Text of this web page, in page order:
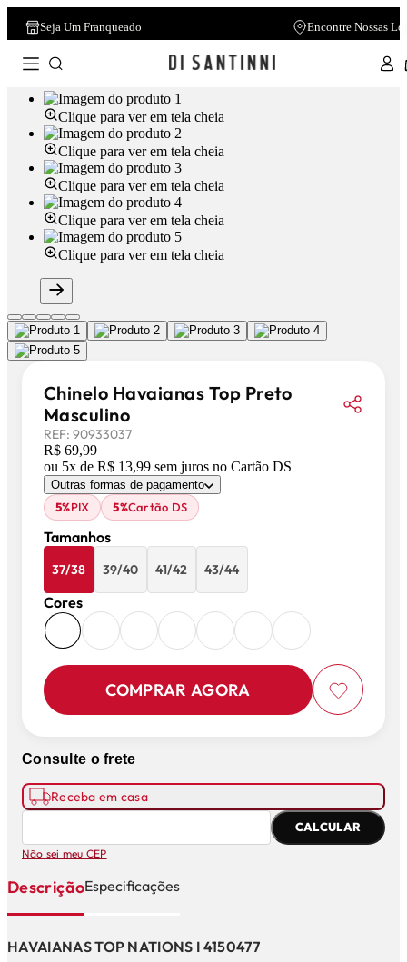
Seja Um Franqueado Encontre Nossas
Clique para ver em tela cheia
Clique para ver em tela cheia
Clique para ver em tela cheia
Clique para ver em tela cheia
Clique para ver em tela cheia
Chinelo Havaianas Top Preto
Masculino
REF: 90933037
R$ 69,99
ou 5x de R$ 13,99 sem juros no Cartão DS
Outras formas de pagamento
5%PIX 5%Cartão DS
Tamanhos
37/38 39/40 41/42 43/44
Cores
COMPRAR AGORA
Consulte o frete
Receba em casa
CALCULAR
Não sei meu CEP
DescriçãoEspecificações
HAVAIANAS TOP NATIONS I 4150477